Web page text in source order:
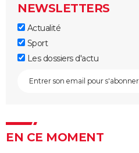
NEWSLETTERS
Actualité
Sport
Les dossiers d'actu
EN CE MOMENT